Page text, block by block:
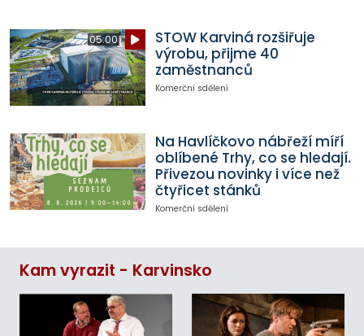
05:00
STOW Karviná rozšiřuje
výrobu, přijme 40
zaměstnanců
Komerční sdělení
Na Havlíčkovo nábřeží míří
oblíbené Trhy, co se hledají.
Přivezou novinky i více než
čtyřicet stánků
Komerční sdělení
Kam vyrazit - Karvinsko